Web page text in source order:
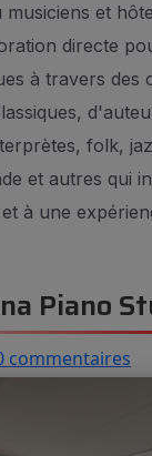
musiciens et
directe
à travers des
folk,
et autres qui
à une
Piano
commentaires